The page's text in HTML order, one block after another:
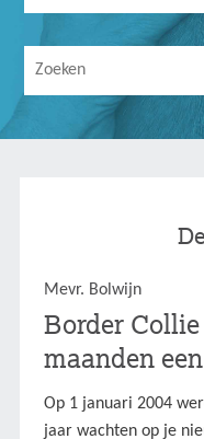
Mevr. Bolwijn
Border
maanden
Op 1 januari 2004
jaar wachten op je